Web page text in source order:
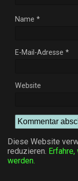
Name *
E-Mail-Adresse *
Website
Diese Website
reduzieren.
werden.